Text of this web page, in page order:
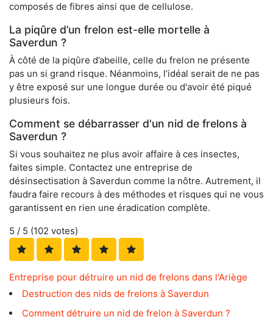
composés de fibres ainsi que de cellulose.
La piqûre d’un frelon est-elle mortelle à
Saverdun ?
À côté de la piqûre d’abeille, celle du frelon ne présente
pas un si grand risque. Néanmoins, l’idéal serait de ne pas
y être exposé sur une longue durée ou d'avoir été piqué
plusieurs fois.
Comment se débarrasser d'un nid de frelons à
Saverdun ?
Si vous souhaitez ne plus avoir affaire à ces insectes,
faites simple. Contactez une entreprise de
désinsectisation à Saverdun comme la nôtre. Autrement, il
faudra faire recours à des méthodes et risques qui ne vous
garantissent en rien une éradication complète.
5 / 5 (102 votes)
Entreprise pour détruire un nid de frelons dans l'Ariège
Destruction des nids de frelons à Saverdun
Comment détruire un nid de frelon à Saverdun ?